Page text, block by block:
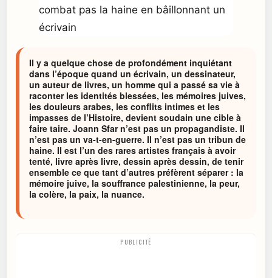
Il y a quelque chose de profondément inquiétant
dans l’époque quand un écrivain, un dessinateur,
un auteur de livres, un homme qui a passé sa vie à
raconter les identités blessées, les mémoires juives,
les douleurs arabes, les conflits intimes et les
impasses de l’Histoire, devient soudain une cible à
faire taire. Joann Sfar n’est pas un propagandiste. Il
n’est pas un va-t-en-guerre. Il n’est pas un tribun de
haine. Il est l’un des rares artistes français à avoir
tenté, livre après livre, dessin après dessin, de tenir
ensemble ce que tant d’autres préfèrent séparer : la
mémoire juive, la souffrance palestinienne, la peur,
la colère, la paix, la nuance.
PUBLICITÉ